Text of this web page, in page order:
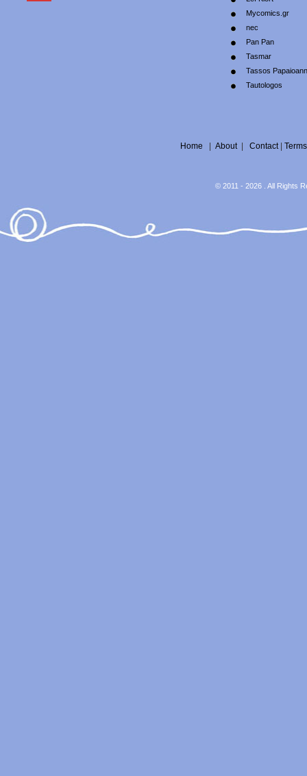
Mycomics.gr
nec
Pan Pan
Tasmar
Tassos
Tautologos
Home About| Contact| Terms
© 2011 - 2026 . All Rights